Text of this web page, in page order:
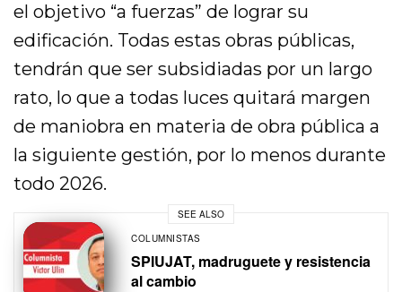
el objetivo “a fuerzas” de lograr su
edificación. Todas estas obras públicas,
tendrán que ser subsidiadas por un largo
rato, lo que a todas luces quitará margen
de maniobra en materia de obra pública a
la siguiente gestión, por lo menos durante
todo 2026.
SEE ALSO
COLUMNISTAS
SPIUJAT, madruguete y resistencia
al cambio